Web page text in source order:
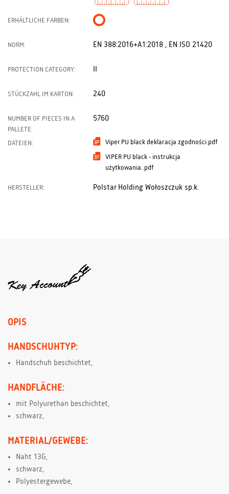
ERHÄLTLICHE FARBEN:
NORM: EN 388:2016+A1:2018 , EN ISO 21420
PROTECTION CATEGORY: II
STÜCKZAHL IM KARTON: 240
NUMBER OF PIECES IN A
PALLETE:
5760
DATEIEN: Viper PU black deklaracja zgodności.pdf
VIPER PU black - instrukcja
użytkowania..pdf
HERSTELLER: Polstar Holding Wołoszczuk sp.k.
OPIS
HANDSCHUHTYP:
Handschuh beschichtet,
HANDFLÄCHE:
mit Polyurethan beschichtet,
schwarz,
MATERIAL/GEWEBE:
Naht 13G,
schwarz,
Polyestergewebe,